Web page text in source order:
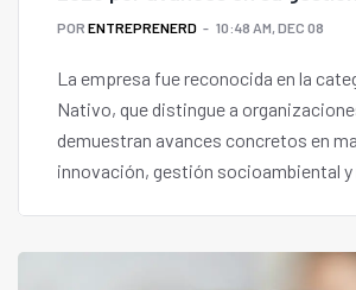
POR ENTREPRENERD 10:48 AM, DEC 08
La empresa fue reconocida en la
Nativo, que distingue a
demuestran avances concretos en
innovación, gestión socioambiental y